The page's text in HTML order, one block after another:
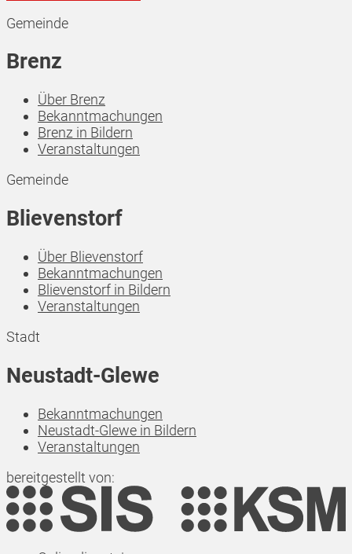
Gemeinde
Brenz
Über Brenz
Bekanntmachungen
Brenz in Bildern
Veranstaltungen
Gemeinde
Blievenstorf
Über Blievenstorf
Bekanntmachungen
Blievenstorf in Bildern
Veranstaltungen
Stadt
Neustadt-Glewe
Bekanntmachungen
Neustadt-Glewe in Bildern
Veranstaltungen
bereitgestellt von: